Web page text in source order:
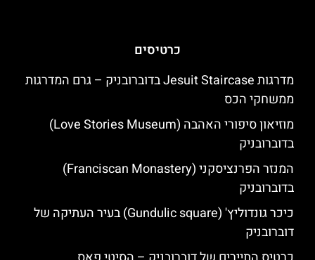
כרטיסים
מדרגות Jesuit Staircase בדוברובניק – גרם המדרגות
ממשחקי הכס
מוזיאון סיפורי האהבה (Love Stories Museum)
בדוברובניק
המנזר הפרנציסקני (Franciscan Monastery)
בדוברובניק
כיכר גונדוליץ' (Gundulic square) בעיר העתיקה של
דוברובניק